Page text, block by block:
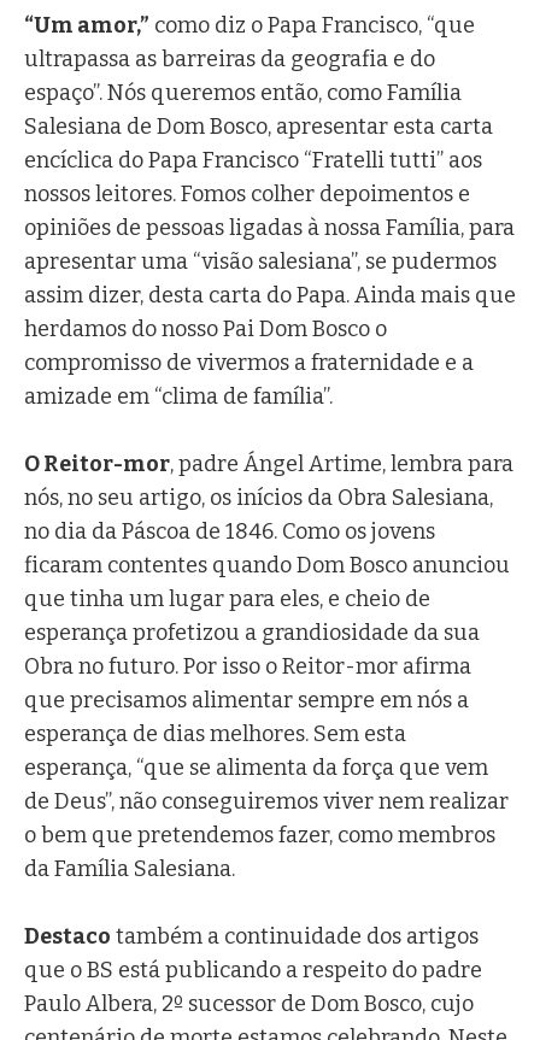
“Um amor,” como diz o Papa Francisco, “que
ultrapassa as barreiras da geografia e do
espaço”. Nós queremos então, como Família
Salesiana de Dom Bosco, apresentar esta carta
encíclica do Papa Francisco “Fratelli tutti” aos
nossos leitores. Fomos colher depoimentos e
opiniões de pessoas ligadas à nossa Família, para
apresentar uma “visão salesiana”, se pudermos
assim dizer, desta carta do Papa. Ainda mais que
herdamos do nosso Pai Dom Bosco o
compromisso de vivermos a fraternidade e a
amizade em “clima de família”.
O Reitor-mor, padre Ángel Artime, lembra para
nós, no seu artigo, os inícios da Obra Salesiana,
no dia da Páscoa de 1846. Como os jovens
ficaram contentes quando Dom Bosco anunciou
que tinha um lugar para eles, e cheio de
esperança profetizou a grandiosidade da sua
Obra no futuro. Por isso o Reitor-mor afirma
que precisamos alimentar sempre em nós a
esperança de dias melhores. Sem esta
esperança, “que se alimenta da força que vem
de Deus”, não conseguiremos viver nem realizar
o bem que pretendemos fazer, como membros
da Família Salesiana.
Destaco também a continuidade dos artigos
que o BS está publicando a respeito do padre
Paulo Albera, 2º sucessor de Dom Bosco, cujo